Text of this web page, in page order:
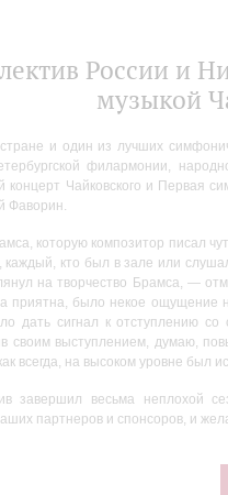
России и
музыкой
и один из лучших
филармонии,
Чайковского и Первая
Фаворин.
которую композитор писал
кто был в зале или
на творчество Брамса, —
приятна, было некое ощущение
дать сигнал к отступлению
своим выступлением, думаю,
всегда, на высоком уровне
завершил весьма неплохой
партнеров и спонсоров, и